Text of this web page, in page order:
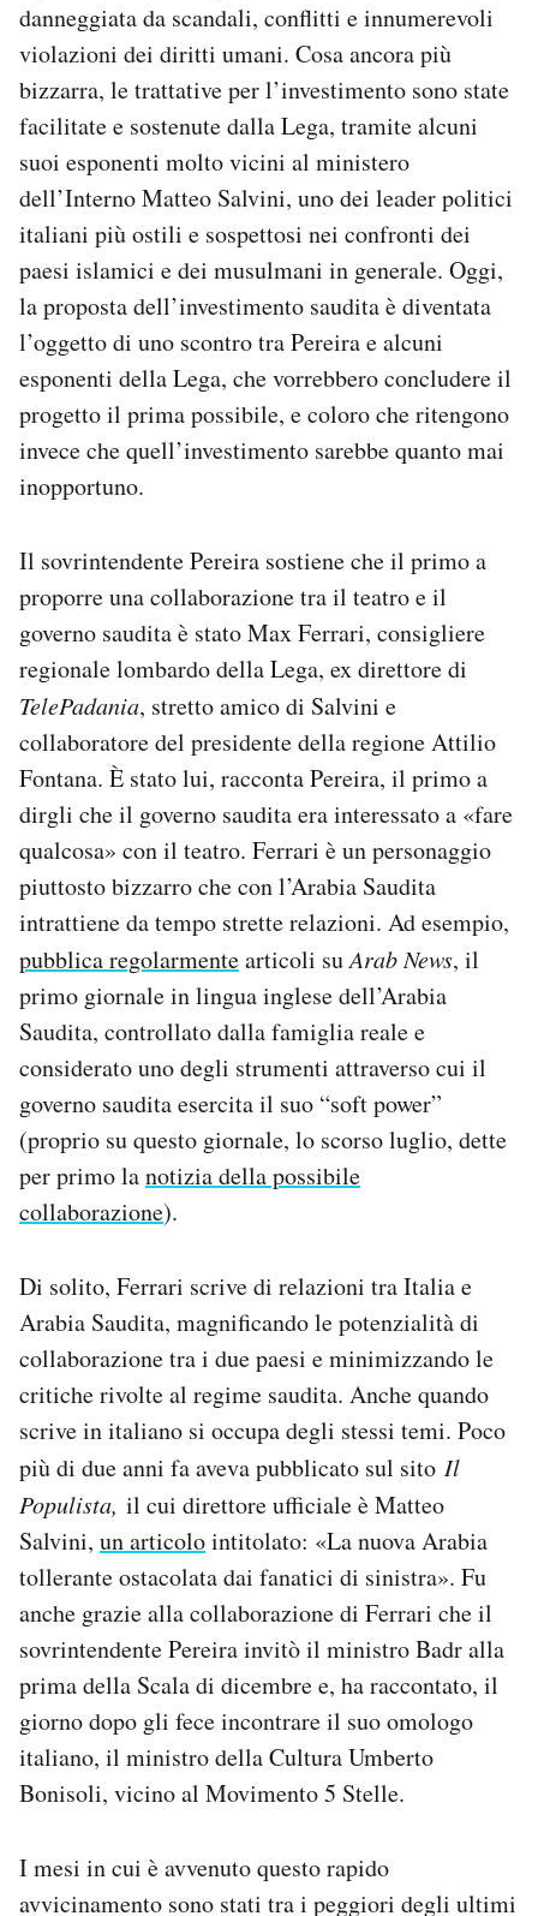
danneggiata da scandali, conflitti e innumerevoli
violazioni dei diritti umani. Cosa ancora più
bizzarra, le trattative per l’investimento sono state
facilitate e sostenute dalla Lega, tramite alcuni
suoi esponenti molto vicini al ministero
dell’Interno Matteo Salvini, uno dei leader politici
italiani più ostili e sospettosi nei confronti dei
paesi islamici e dei musulmani in generale. Oggi,
la proposta dell’investimento saudita è diventata
l’oggetto di uno scontro tra Pereira e alcuni
esponenti della Lega, che vorrebbero concludere il
progetto il prima possibile, e coloro che ritengono
invece che quell’investimento sarebbe quanto mai
inopportuno.
Il sovrintendente Pereira sostiene che il primo a
proporre una collaborazione tra il teatro e il
governo saudita è stato Max Ferrari, consigliere
regionale lombardo della Lega, ex direttore di
TelePadania, stretto amico di Salvini e
collaboratore del presidente della regione Attilio
Fontana. È stato lui, racconta Pereira, il primo a
dirgli che il governo saudita era interessato a «fare
qualcosa» con il teatro. Ferrari è un personaggio
piuttosto bizzarro che con l’Arabia Saudita
intrattiene da tempo strette relazioni. Ad esempio,
pubblica regolarmentearticoli suArab News, il
primo giornale in lingua inglese dell’Arabia
Saudita, controllato dalla famiglia reale e
considerato uno degli strumenti attraverso cui il
governo saudita esercita il suo “soft power”
(proprio su questo giornale, lo scorso luglio, dette
per primo lanotizia della possibile
collaborazione).
Di solito, Ferrari scrive di relazioni tra Italia e
Arabia Saudita, magnificando le potenzialità di
collaborazione tra i due paesi e minimizzando le
critiche rivolte al regime saudita. Anche quando
scrive in italiano si occupa degli stessi temi. Poco
più di due anni fa aveva pubblicato sul sito Il
Populista, il cui direttore ufficiale è Matteo
Salvini, un articolointitolato: «La nuova Arabia
tollerante ostacolata dai fanatici di sinistra». Fu
anche grazie alla collaborazione di Ferrari che il
sovrintendente Pereira invitò il ministro Badr alla
prima della Scala di dicembre e, ha raccontato, il
giorno dopo gli fece incontrare il suo omologo
italiano, il ministro della Cultura Umberto
Bonisoli, vicino al Movimento 5 Stelle.
I mesi in cui è avvenuto questo rapido
avvicinamento sono stati tra i peggiori degli ultimi